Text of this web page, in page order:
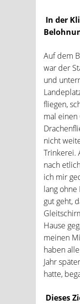
In der
Auf dem
war der
und
fliegen,
mal
nicht
Trinkerei.
nach
ich mir
lang
gut geht,
Hause
meinen
haben
Jahr
hatte,
Dieses